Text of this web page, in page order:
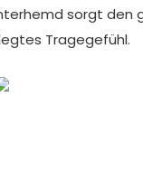
sorgt den
Tragegefühl.